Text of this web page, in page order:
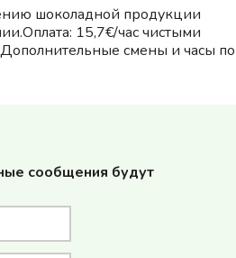
шоколадной продукции
15,7€/час чистыми
смены и часы по
сообщения будут